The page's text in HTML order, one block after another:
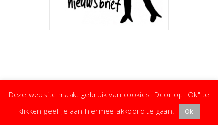
Deze website maakt gebruik van cookies. Door op "Ok" te
klikken geef je aan hiermee akkoord te gaan.
Ok